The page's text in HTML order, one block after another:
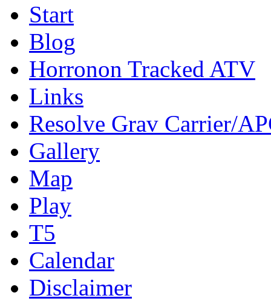
Start
Blog
Horronon Tracked ATV
Links
Resolve Grav Carrier/
Gallery
Map
Play
T5
Calendar
Disclaimer